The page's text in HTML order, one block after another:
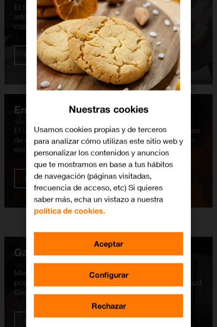
El 5G permite una correcta transmisión de la
información en situaciones críticas derivadas de
cualquier tipo de incidente.
Más información
Emergencias 4.0
El uso del 5G garantiza la conectividad en situaciones
de emergencia, permitiendo inspeccionar la zona en
remoto y su análisis en tiempo real.
Más información
Gaming 5G
Mediante la adopción del 5G se podrán mejorar las
posibilidades del juego online multijugador y del Cloud
Gaming, así como la experiencia de usuario
Más información
Nuestras cookies
Usamos cookies propias y de terceros
para analizar cómo utilizas este sitio web y
personalizar los contenidos y anuncios
que te mostramos en base a tus hábitos
de navegación (páginas visitadas,
frecuencia de acceso, etc) Si quieres
saber más, echa un vistazo a nuestra
política de cookies.
Configurar
Rechazar
Aceptar